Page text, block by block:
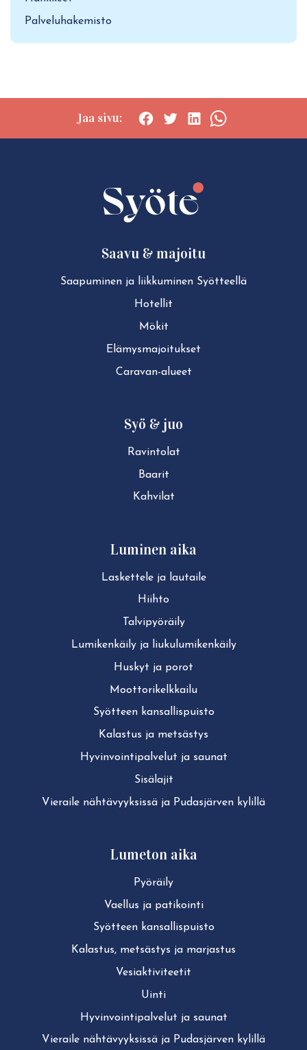
Palveluhakemisto
Jaa sivu:
Saavu & majoitu
Saapuminen ja liikkuminen Syötteellä
Hotellit
Mökit
Elä­mys­ma­joi­tuk­set
Caravan-alueet
Syö & juo
Ravintolat
Baarit
Kahvilat
Luminen aika
Laskettele ja lautaile
Hiihto
Tal­vi­pyö­räi­ly
Lu­mi­ken­käi­ly ja liu­ku­lu­mi­ken­käi­ly
Huskyt ja porot
Moot­to­ri­kelk­kai­lu
Syötteen kan­sal­lis­puis­to
Kalastus ja metsästys
Hy­vin­voin­ti­pal­ve­lut ja saunat
Sisälajit
Vieraile näh­tä­vyyk­sis­sä ja Pudasjärven kylillä
Lumeton aika
Pyöräily
Vaellus ja patikointi
Syötteen kan­sal­lis­puis­to
Kalastus, metsästys ja marjastus
Ve­siak­ti­vi­tee­tit
Uinti
Hy­vin­voin­ti­pal­ve­lut ja saunat
Vieraile näh­tä­vyyk­sis­sä ja Pudasjärven kylillä